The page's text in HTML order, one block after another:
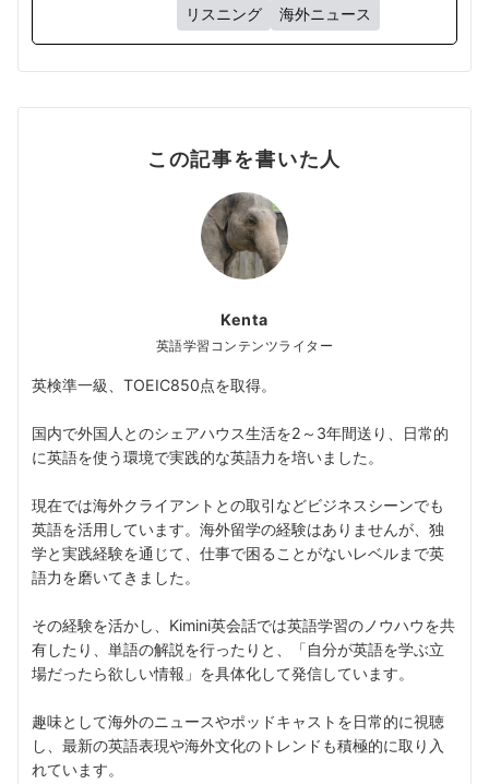
リスニング
海外ニュース
この記事を書いた人
Kenta
英語学習コンテンツライター
英検準一級、TOEIC850点を取得。
国内で外国人とのシェアハウス生活を2～3年間送り、日常的
に英語を使う環境で実践的な英語力を培いました。
現在では海外クライアントとの取引などビジネスシーンでも
英語を活用しています。海外留学の経験はありませんが、独
学と実践経験を通じて、仕事で困ることがないレベルまで英
語力を磨いてきました。
その経験を活かし、Kimini英会話では英語学習のノウハウを共
有したり、単語の解説を行ったりと、「自分が英語を学ぶ立
場だったら欲しい情報」を具体化して発信しています。
趣味として海外のニュースやポッドキャストを日常的に視聴
し、最新の英語表現や海外文化のトレンドも積極的に取り入
れています。